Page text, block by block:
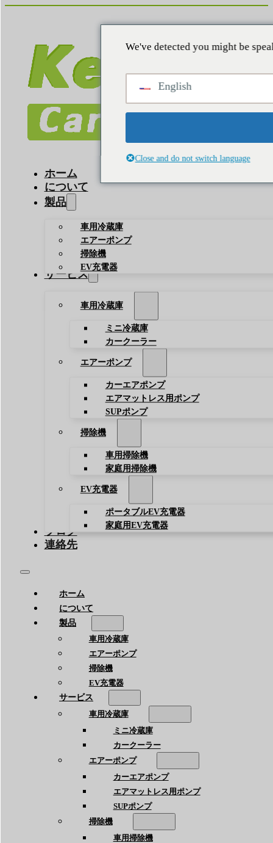
ホーム
について
製品
車用冷蔵庫
エアーポンプ
掃除機
EV充電器
サービス
車用冷蔵庫
ミニ冷蔵庫
カークーラー
エアーポンプ
カーエアポンプ
エアマットレス用ポンプ
SUPポンプ
掃除機
車用掃除機
家庭用掃除機
EV充電器
ポータブルEV充電器
家庭用EV充電器
ブログ
連絡先
ホーム
について
製品
車用冷蔵庫
エアーポンプ
掃除機
EV充電器
サービス
車用冷蔵庫
ミニ冷蔵庫
カークーラー
エアーポンプ
カーエアポンプ
エアマットレス用ポンプ
SUPポンプ
掃除機
車用掃除機
We've detected you might be
English
Close and do not switch language